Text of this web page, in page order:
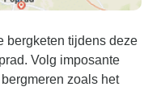
bergketen tijdens deze
Volg imposante
zoals het